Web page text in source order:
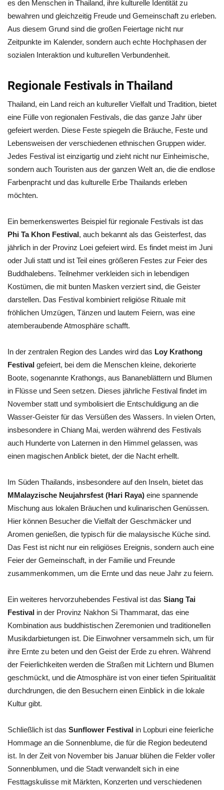
es den Menschen in Thailand, ihre kulturelle Identität zu
bewahren und gleichzeitig Freude und Gemeinschaft zu erleben.
Aus diesem Grund sind die großen Feiertage nicht nur
Zeitpunkte im Kalender, sondern auch echte Hochphasen der
sozialen Interaktion und kulturellen Verbundenheit.
Regionale Festivals in Thailand
Thailand, ein Land reich an kultureller Vielfalt und Tradition, bietet
eine Fülle von regionalen Festivals, die das ganze Jahr über
gefeiert werden. Diese Feste spiegeln die Bräuche, Feste und
Lebensweisen der verschiedenen ethnischen Gruppen wider.
Jedes Festival ist einzigartig und zieht nicht nur Einheimische,
sondern auch Touristen aus der ganzen Welt an, die die endlose
Farbenpracht und das kulturelle Erbe Thailands erleben
möchten.
Ein bemerkenswertes Beispiel für regionale Festivals ist das
Phi Ta Khon Festival, auch bekannt als das Geisterfest, das
jährlich in der Provinz Loei gefeiert wird. Es findet meist im Juni
oder Juli statt und ist Teil eines größeren Festes zur Feier des
Buddhalebens. Teilnehmer verkleiden sich in lebendigen
Kostümen, die mit bunten Masken verziert sind, die Geister
darstellen. Das Festival kombiniert religiöse Rituale mit
fröhlichen Umzügen, Tänzen und lautem Feiern, was eine
atemberaubende Atmosphäre schafft.
In der zentralen Region des Landes wird das Loy Krathong
Festival gefeiert, bei dem die Menschen kleine, dekorierte
Boote, sogenannte Krathongs, aus Bananeblättern und Blumen
in Flüsse und Seen setzen. Dieses jährliche Festival findet im
November statt und symbolisiert die Entschuldigung an die
Wasser-Geister für das Versüßen des Wassers. In vielen Orten,
insbesondere in Chiang Mai, werden während des Festivals
auch Hunderte von Laternen in den Himmel gelassen, was
einen magischen Anblick bietet, der die Nacht erhellt.
Im Süden Thailands, insbesondere auf den Inseln, bietet das
MMalayzische Neujahrsfest (Hari Raya) eine spannende
Mischung aus lokalen Bräuchen und kulinarischen Genüssen.
Hier können Besucher die Vielfalt der Geschmäcker und
Aromen genießen, die typisch für die malaysische Küche sind.
Das Fest ist nicht nur ein religiöses Ereignis, sondern auch eine
Feier der Gemeinschaft, in der Familie und Freunde
zusammenkommen, um die Ernte und das neue Jahr zu feiern.
Ein weiteres hervorzuhebendes Festival ist das Siang Tai
Festival in der Provinz Nakhon Si Thammarat, das eine
Kombination aus buddhistischen Zeremonien und traditionellen
Musikdarbietungen ist. Die Einwohner versammeln sich, um für
ihre Ernte zu beten und den Geist der Erde zu ehren. Während
der Feierlichkeiten werden die Straßen mit Lichtern und Blumen
geschmückt, und die Atmosphäre ist von einer tiefen Spiritualität
durchdrungen, die den Besuchern einen Einblick in die lokale
Kultur gibt.
Schließlich ist das Sunflower Festival in Lopburi eine feierliche
Hommage an die Sonnenblume, die für die Region bedeutend
ist. In der Zeit von November bis Januar blühen die Felder voller
Sonnenblumen, und die Stadt verwandelt sich in eine
Festtagskulisse mit Märkten, Konzerten und verschiedenen